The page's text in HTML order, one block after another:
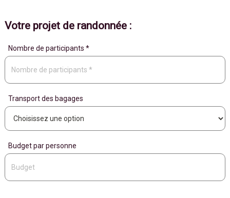
Votre projet de randonnée :
Nombre de participants *
Transport des bagages
Budget par personne